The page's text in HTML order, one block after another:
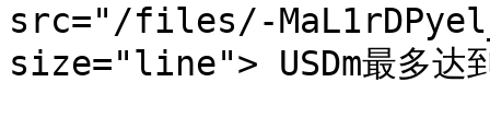
src="/files/-
size="line"> USDm最多达到